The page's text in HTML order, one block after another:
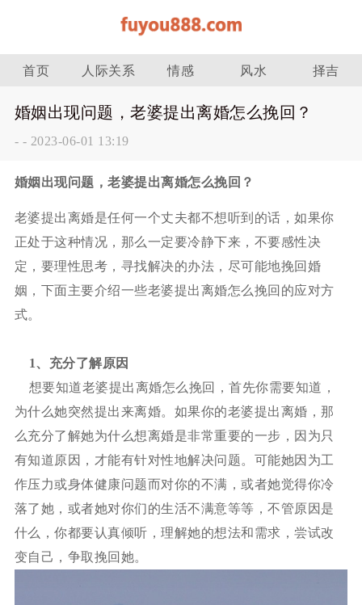
首页 人际关系 情感 风水 择吉
婚姻出现问题，老婆提出离婚怎么挽回？
- - 2023-06-01 13:19
婚姻出现问题，老婆提出离婚怎么挽回？
老婆提出离婚是任何一个丈夫都不想听到的话，如果你
正处于这种情况，那么一定要冷静下来，不要感性决
定，要理性思考，寻找解决的办法，尽可能地挽回婚
姻，下面主要介绍一些老婆提出离婚怎么挽回的应对方
式。
1、 充分了解原因
想要知道老婆提出离婚怎么挽回，首先你需要知道，
为什么她突然提出来离婚。如果你的老婆提出离婚，那
么充分了解她为什么想离婚是非常重要的一步，因为只
有知道原因，才能有针对性地解决问题。可能她因为工
作压力或身体健康问题而对你的不满，或者她觉得你冷
落了她，或者她对你们的生活不满意等等，不管原因是
什么，你都要认真倾听，理解她的想法和需求，尝试改
变自己，争取挽回她。